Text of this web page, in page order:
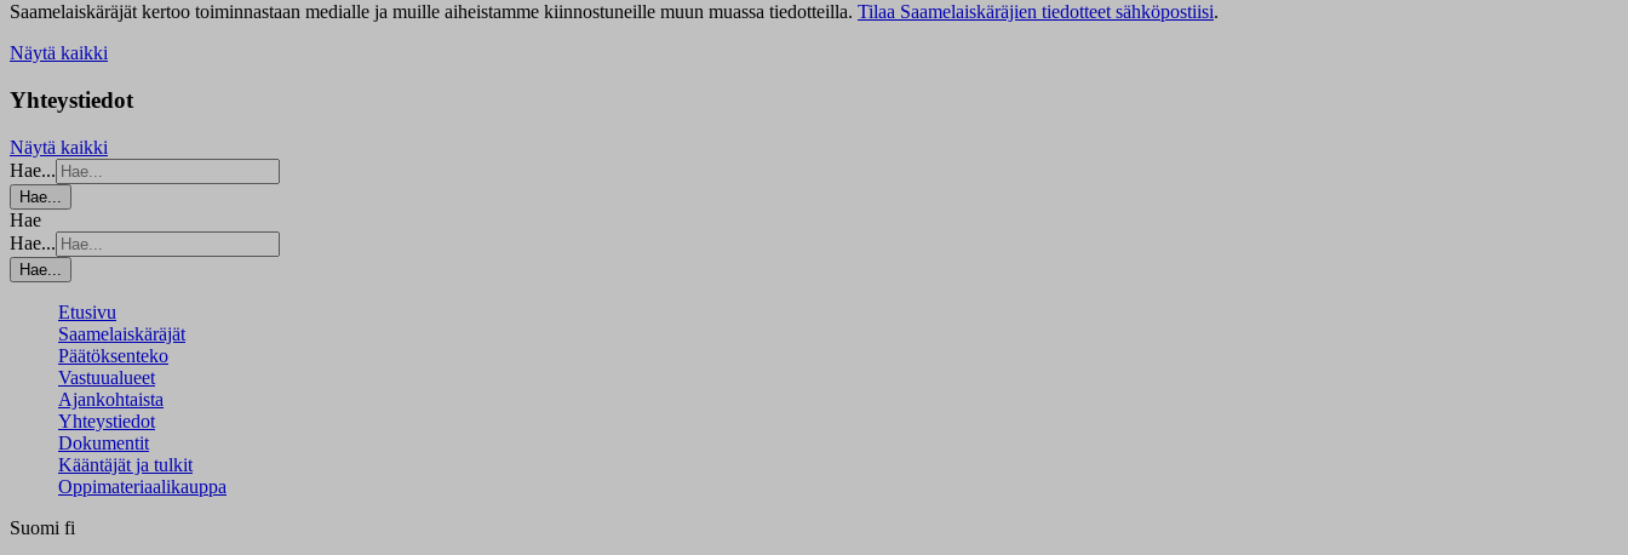
Saamelaiskäräjät kertoo toiminnastaan medialle ja muille aiheistamme kiinnostuneille muun muassa tiedotteilla. Tilaa Saamelaiskäräjien tiedotteet sähköpostiisi.
Näytä kaikki
Yhteystiedot
Näytä kaikki
Hae...
Hae...
Hae
Hae...
Hae...
Etusivu
Saamelaiskäräjät
Päätöksenteko
Vastuualueet
Ajankohtaista
Yhteystiedot
Dokumentit
Kääntäjät ja tulkit
Oppimateriaalikauppa
Suomi fi